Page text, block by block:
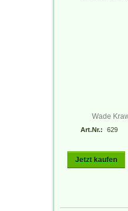
Wade
Art.Nr.: 629
Jetzt kaufen